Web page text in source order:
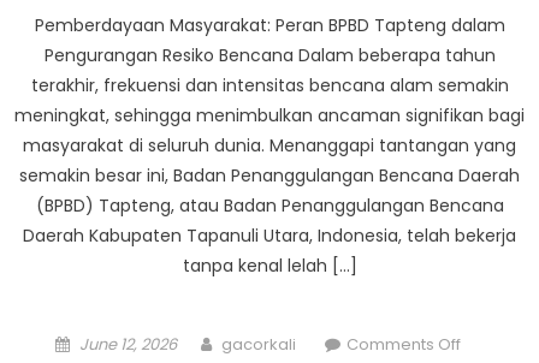
Building
Together
Pemberdayaan Masyarakat: Peran BPBD Tapteng dalam
Pengurangan Resiko Bencana Dalam beberapa tahun
terakhir, frekuensi dan intensitas bencana alam semakin
meningkat, sehingga menimbulkan ancaman signifikan bagi
masyarakat di seluruh dunia. Menanggapi tantangan yang
semakin besar ini, Badan Penanggulangan Bencana Daerah
(BPBD) Tapteng, atau Badan Penanggulangan Bencana
Daerah Kabupaten Tapanuli Utara, Indonesia, telah bekerja
tanpa kenal lelah […]
Posted
June 12, 2026 Author
gacorkali Comments Offon